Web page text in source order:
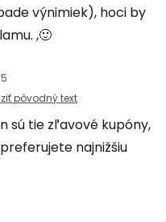
výnimiek), hoci by
,🙂
pôvodný text
sú tie zľavové kupóny,
najnižšiu